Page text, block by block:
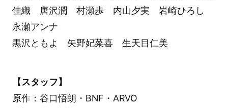
佳織 唐沢潤 村瀬歩 内山夕実 岩崎ひろし
永瀬アンナ
黒沢ともよ 矢野妃菜喜 生天目仁美
【スタッフ】
原作：谷口悟朗・BNF・ARVO